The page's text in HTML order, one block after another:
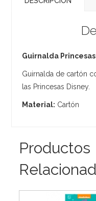
Guirnalda
Guirnalda de cartón
las Princesas Disney.
Material: Cartón
Productos